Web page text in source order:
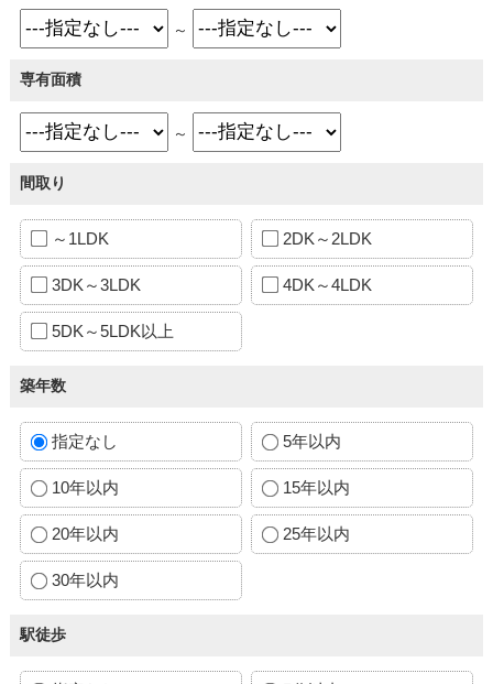
～
専有面積
～
間取り
～1LDK 2DK～2LDK
3DK～3LDK 4DK～4LDK
5DK～5LDK以上
築年数
指定なし 5年以内
10年以内 15年以内
20年以内 25年以内
30年以内
駅徒歩